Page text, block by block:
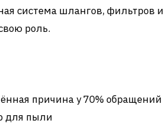
система шлангов, фильтров и
роль.
причина у 70% обращений
для пыли